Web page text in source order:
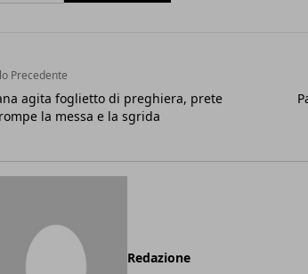
Precedente
agita foglietto di preghiera, prete
la messa e la sgrida
Redazione